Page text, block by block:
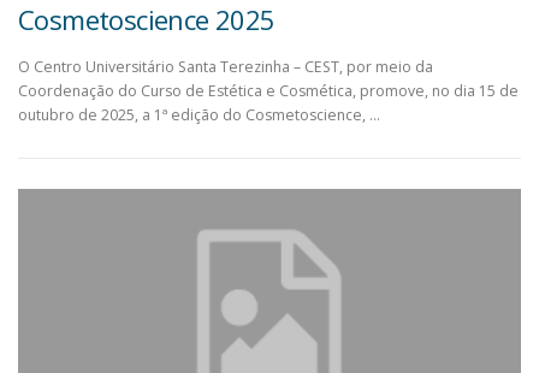
Cosmetoscience 2025
O Centro Universitário Santa Terezinha – CEST, por meio da
Coordenação do Curso de Estética e Cosmética, promove, no dia 15 de
outubro de 2025, a 1ª edição do Cosmetoscience, …